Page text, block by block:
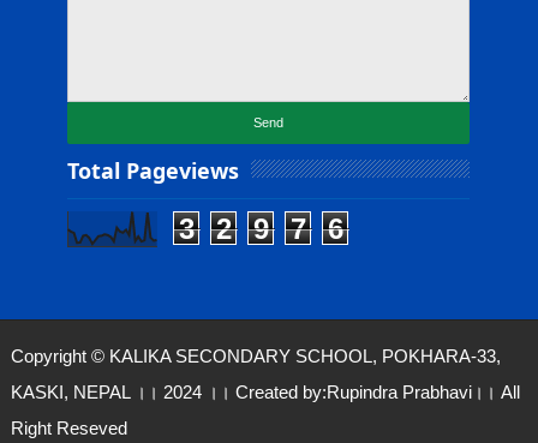
Total Pageviews
3 2 9 7 6
Copyright © KALIKA SECONDARY SCHOOL, POKHARA-33,
KASKI, NEPAL ।। 2024 ।। Created by:Rupindra Prabhavi।। All
Right Reseved